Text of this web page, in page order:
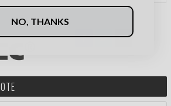
NO, THANKS